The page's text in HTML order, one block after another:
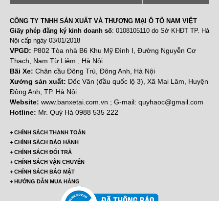
CÔNG TY TNHH SẢN XUẤT VÀ THƯƠNG MẠI Ô TÔ NAM VIỆT
Giấy phép đăng ký kinh doanh số: 0108105110 do Sở KHĐT TP. Hà
Nội cấp ngày 03/01/2018
VPGD: P802 Tòa nhà B6 Khu Mỹ Đình I, Đường Nguyễn Cơ
Thạch, Nam Từ Liêm , Hà Nội
Bãi Xe: Chân cầu Đông Trù, Đông Anh, Hà Nội
Xưởng sản xuất: Dốc Vân (đầu quốc lộ 3), Xã Mai Lâm, Huyện
Đông Anh, TP. Hà Nội
Website: www.banxetai.com.vn ; G-mail: quyhaoc@gmail.com
Hotline: Mr. Quý Hà 0988 535 222
+ CHÍNH SÁCH THANH TOÁN
+ CHÍNH SÁCH BẢO HÀNH
+ CHÍNH SÁCH ĐỔI TRẢ
+ CHÍNH SÁCH VẬN CHUYỂN
+ CHÍNH SÁCH BẢO MẬT
+ HƯỚNG DẪN MUA HÀNG